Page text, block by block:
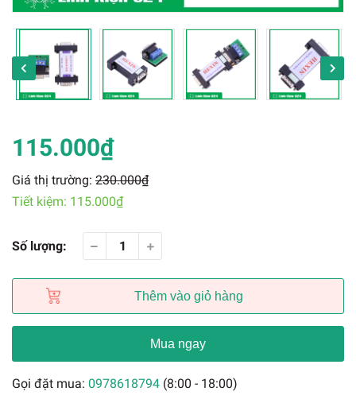
115.000₫
Giá thị trường: 230.000₫
Tiết kiệm: 115.000₫
Số lượng:
Thêm vào giỏ hàng
Mua ngay
Gọi đặt mua: 0978618794 (8:00 - 18:00)